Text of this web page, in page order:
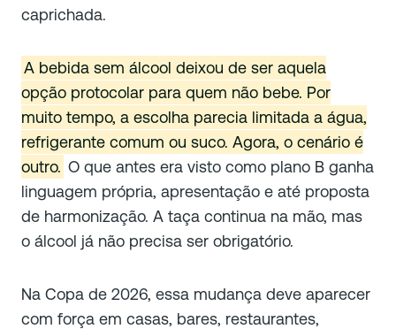
caprichada.
A bebida sem álcool deixou de ser aquela
opção protocolar para quem não bebe. Por
muito tempo, a escolha parecia limitada a água,
refrigerante comum ou suco. Agora, o cenário é
outro. O que antes era visto como plano B ganha
linguagem própria, apresentação e até proposta
de harmonização. A taça continua na mão, mas
o álcool já não precisa ser obrigatório.
Na Copa de 2026, essa mudança deve aparecer
com força em casas, bares, restaurantes,